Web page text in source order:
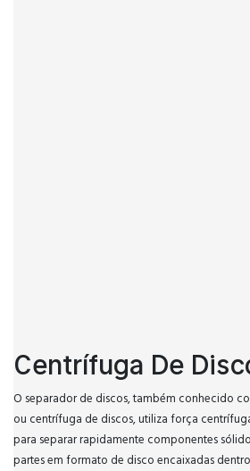
Centrífuga De
O separador de discos, também conhecido
ou centrífuga de discos, utiliza força
para separar rapidamente componentes
partes em formato de disco encaixadas